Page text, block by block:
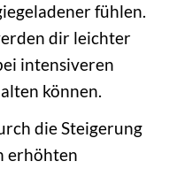
fühlen.
dir leichter
intensiveren
können.
die Steigerung
erhöhten